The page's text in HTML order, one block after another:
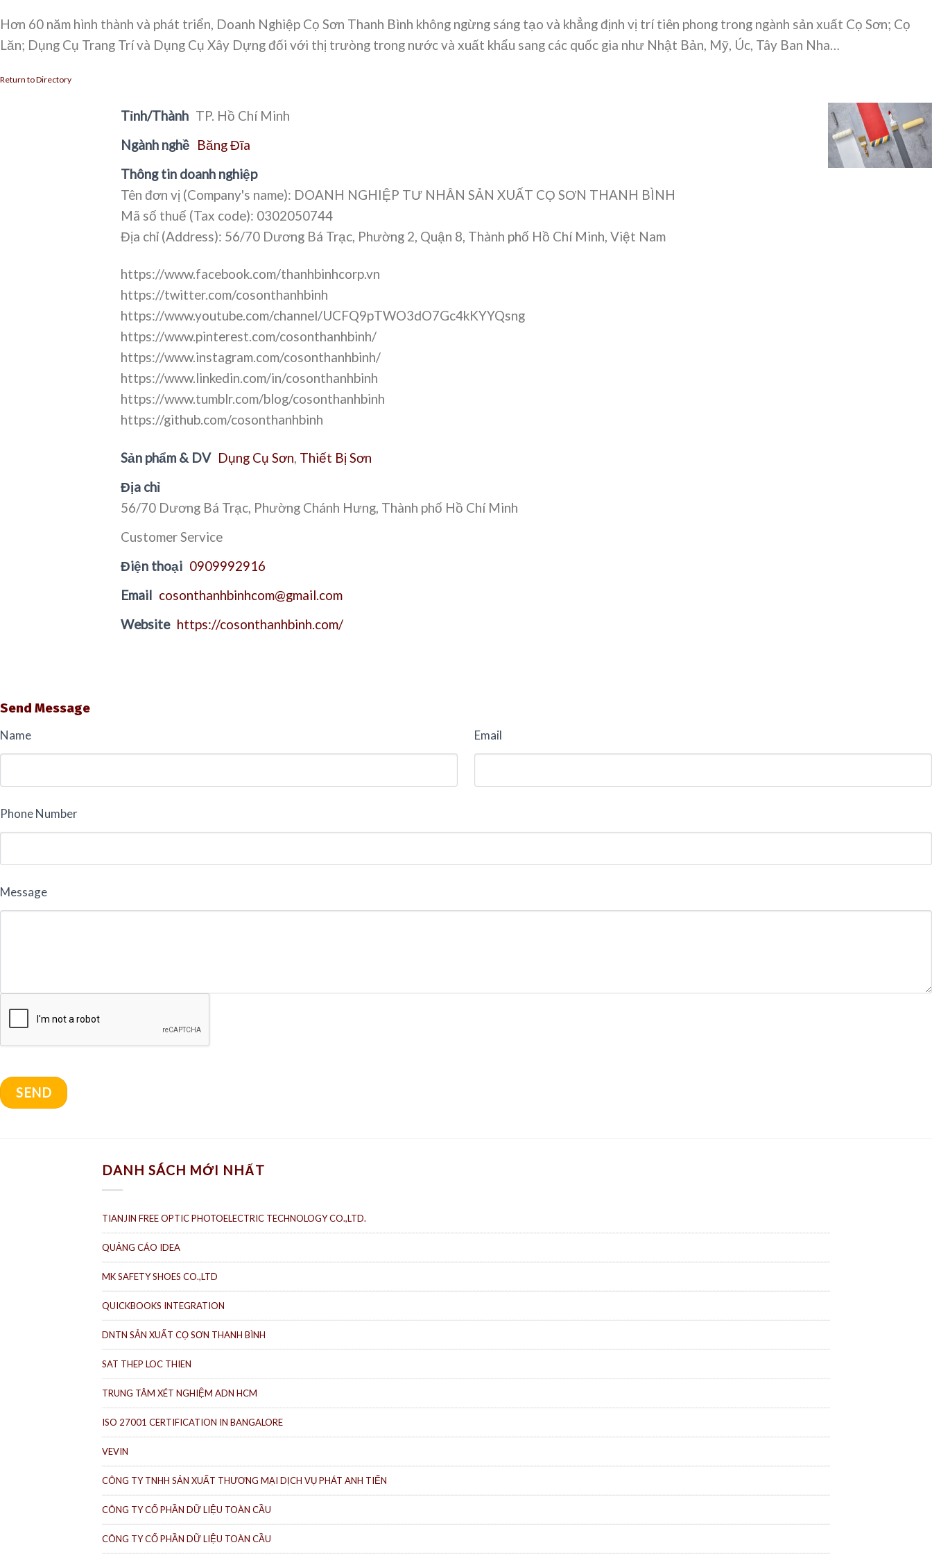
Hơn 60 năm hình thành và phát triển, Doanh Nghiệp Cọ Sơn Thanh Bình không ngừng sáng tạo và khẳng định vị trí tiên phong trong ngành sản xuất Cọ Sơn; Cọ
Lăn; Dụng Cụ Trang Trí và Dụng Cụ Xây Dựng đối với thị trưòng trong nước và xuất khẩu sang các quốc gia như Nhật Bản, Mỹ, Úc, Tây Ban Nha…
Return to Directory
Tỉnh/Thành TP. Hồ Chí Minh
Ngành nghề Băng Đĩa
Thông tin doanh nghiệp
Tên đơn vị (Company's name): DOANH NGHIỆP TƯ NHÂN SẢN XUẤT CỌ SƠN THANH BÌNH
Mã số thuế (Tax code): 0302050744
Địa chỉ (Address): 56/70 Dương Bá Trạc, Phường 2, Quận 8, Thành phố Hồ Chí Minh, Việt Nam
https://www.facebook.com/thanhbinhcorp.vn
https://twitter.com/cosonthanhbinh
https://www.youtube.com/channel/UCFQ9pTWO3dO7Gc4kKYYQsng
https://www.pinterest.com/cosonthanhbinh/
https://www.instagram.com/cosonthanhbinh/
https://www.linkedin.com/in/cosonthanhbinh
https://www.tumblr.com/blog/cosonthanhbinh
https://github.com/cosonthanhbinh
Sản phẩm & DV Dụng Cụ Sơn Thiết Bị Sơn
Địa chỉ
56/70 Dương Bá Trạc, Phường Chánh Hưng, Thành phố Hồ Chí Minh
Customer Service
Điện thoại 0909992916
Email cosonthanhbinhcom@gmail.com
Website https://cosonthanhbinh.com/
Send Message
Name Email
Phone Number
Message
DANH SÁCH MỚI NHẤT
TIANJIN FREE OPTIC PHOTOELECTRIC TECHNOLOGY CO.,LTD.
QUẢNG CÁO IDEA
MK SAFETY SHOES CO.,LTD
QUICKBOOKS INTEGRATION
DNTN SẢN XUẤT CỌ SƠN THANH BÌNH
SAT THEP LOC THIEN
TRUNG TÂM XÉT NGHIỆM ADN HCM
ISO 27001 CERTIFICATION IN BANGALORE
VEVIN
CÔNG TY TNHH SẢN XUẤT THƯƠNG MẠI DỊCH VỤ PHÁT ANH TIẾN
CÔNG TY CỔ PHẦN DỮ LIỆU TOÀN CẦU
CÔNG TY CỔ PHẦN DỮ LIỆU TOÀN CẦU